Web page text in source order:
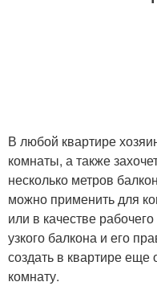
В любой квартире
комнаты, а также
несколько метров
можно применить для
или в качестве
узкого балкона и его
создать в квартире
комнату.